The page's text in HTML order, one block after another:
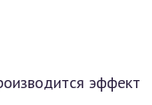
эффект